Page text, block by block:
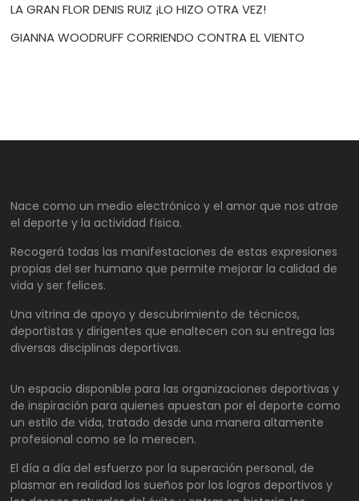
LA GRAN FLOR DENIS RUIZ ¡LO HIZO OTRA VEZ!
GIANNA WOODRUFF CORRIENDO CONTRA EL VIENTO
Nace como un medio electrónico y el amor que nos atrae
el deporte y la actividad física.
Recogerá todas las manifestaciones de estas expresiones
propias del ser humano que permite mejorar la calidad de
vida y ser felices.
Una vitrina de apoyo y descubrimiento de técnicos,
deportistas y dirigentes que enaltecen con su entrega las
diversas disciplinas deportivas.
Un espacio disponible para las organizaciones deportivas y
de inspiración para quienes apuestan por el deporte como
un estilo de vida, tratado desde una manera altamente
profesional como se lo merecen.
El día a día del esfuerzo por la superación personal, de
plasmar en realidad los sueños por los logros deportivos y